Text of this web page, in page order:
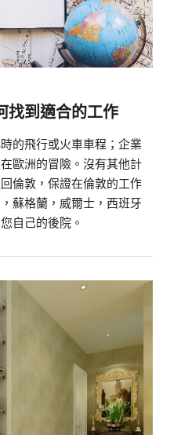
找到適合的工作
的飛行或火車車程；企業
歐洲的冒險。沒有其他計
倫敦，保證在倫敦的工作
蘇格蘭，威爾士，西班牙
自己的後院。